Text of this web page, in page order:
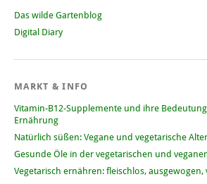
Das wilde Gartenblog
Digital Diary
MARKT & INFO
Vitamin-B12-Supplemente und ihre
Ernährung
Natürlich süßen: Vegane und vegetarische
Gesunde Öle in der vegetarischen und
Vegetarisch ernähren: fleischlos, ausgewogen,